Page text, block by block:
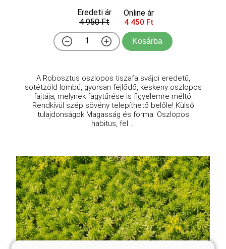
Eredeti ár
4 950 Ft
Online ár
4 450 Ft
Kosárba
A Robosztus oszlopos tiszafa svájci eredetű,
sötétzöld lombú, gyorsan fejlődő, keskeny oszlopos
fajtája, melynek fagytűrése is figyelemre méltó.
Rendkívül szép sövény telepíthető belőle! Külső
tulajdonságok Magasság és forma: Oszlopos
habitus, fel ...